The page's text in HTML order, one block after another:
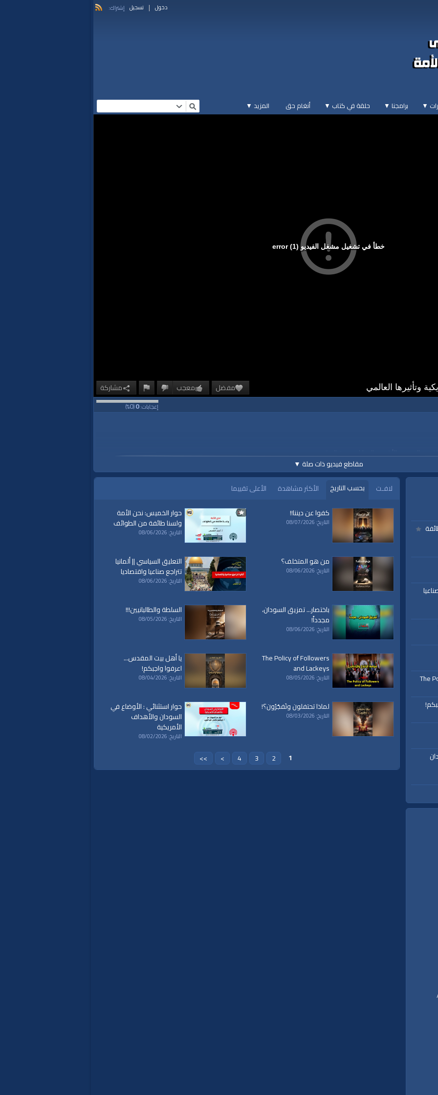
دخول | تسجيل إشتراك:
▼ برامجنا ▼ حلقة في كتاب ▼ أنغام حق المزيد ▼
خطأ في تشغيل مشغل الفيديو (1) error
مفضل معجب مشاركة
وتأثيرها العالمي
إعجابات:0
(
0
%)
من المسجد الأقصى المبارك = بيت المقدس
www.alwaqiyah.tv |
الأقصى،|بيت|المقدس، حزب التحرير،|الخلافة |
al waqiah
|
al waqiaa
|تفسير حديث|تلاوة|التغيير|النهضة how to
|
economy
|
politics
مقاطع فيديو ذات صلة ▼
The
لافـت بحسب التاريخ الأكثر مشاهدة
الأعلى تقييما
كفوا عن ديننا!!
التاريخ: 08/07/2026
حوار الخميس: نحن الأمة
ولسنا طائفة من الطوائف
التاريخ: 08/06/2026
من هو المتخلف؟
التاريخ: 08/06/2026
التعليق السياسي || ألمانيا
تتراجع صناعيا واقتصاديا
التاريخ: 08/06/2026
باختصار... تمزيق السودان،
مجدداً!
التاريخ: 08/06/2026
السلطة والطالبانيين!!!
التاريخ: 08/05/2026
The Policy of Followers
and Lackeys
التاريخ: 08/05/2026
يا أهل بيت المقدس...
اعرفوا واجبكم!
التاريخ: 08/04/2026
لماذا تحتفلون وتَفجُرُون؟!
التاريخ: 08/03/2026
حوار استثنائي : الأوضاع في
السودان والأهداف
الأمريكية
التاريخ: 08/02/2026
1
2
3
4
>
>>